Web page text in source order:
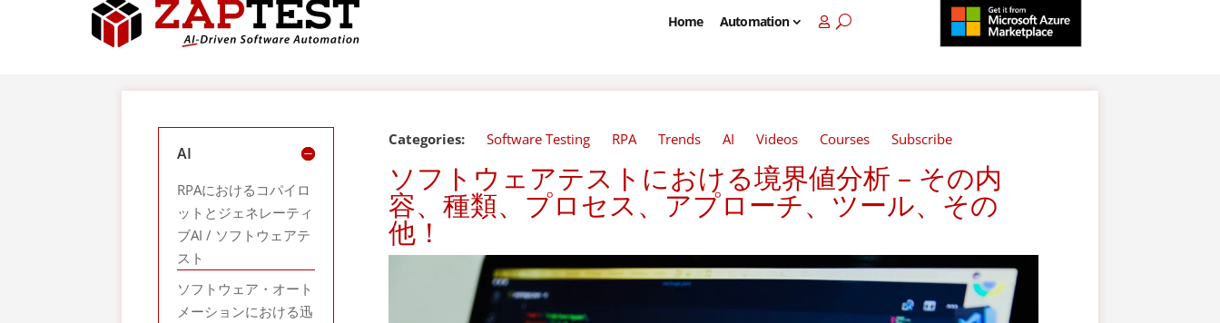
Home Automation
Categories: Software Testing RPA Trends AI Videos Courses Subscribe
ソフトウェアテストにおける境界値分析 – その内
容、種類、プロセス、アプローチ、ツール、その
他！
AI
RPAにおけるコパイロ
ットとジェネレーティ
ブAI / ソフトウェアテ
スト
ソフトウェア・オート
メーションにおける迅